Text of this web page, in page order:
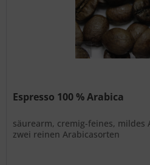
Espresso 100 % Arabica
säurearm, cremig-feines, mildes
zwei reinen Arabicasorten